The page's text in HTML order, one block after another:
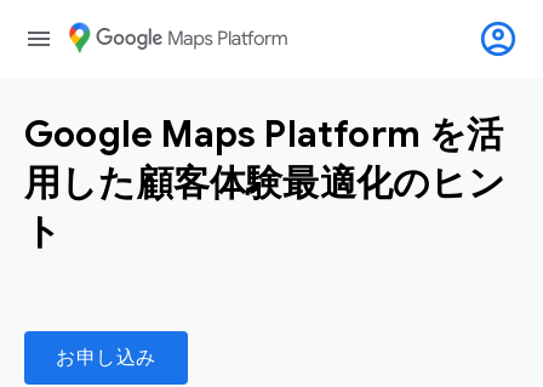
menu account_circle
Google Maps Platform を活
用した顧客体験最適化のヒン
ト
お申し込み